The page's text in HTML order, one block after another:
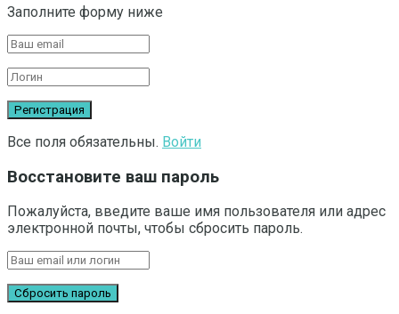
Заполните форму ниже
Все поля обязательны. Войти
Восстановите ваш пароль
Пожалуйста, введите ваше имя пользователя или адрес
электронной почты, чтобы сбросить пароль.